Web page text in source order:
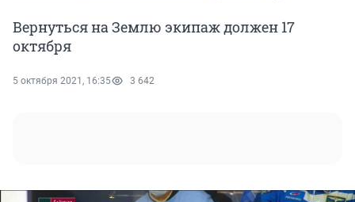
Вернуться на Землю экипаж должен 17
октября
5 октября 2021, 16:35 3 642